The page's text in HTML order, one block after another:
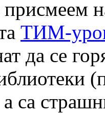
ТИМ-
да се
са